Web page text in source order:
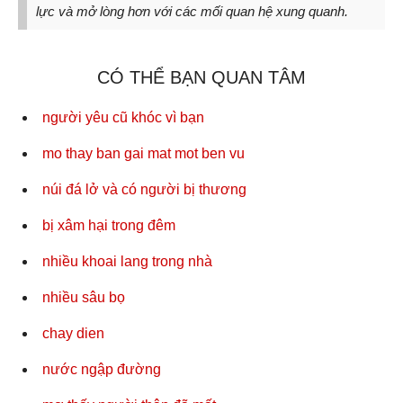
lực và mở lòng hơn với các mối quan hệ xung quanh.
CÓ THỂ BẠN QUAN TÂM
người yêu cũ khóc vì bạn
mo thay ban gai mat mot ben vu
núi đá lở và có người bị thương
bị xâm hại trong đêm
nhiều khoai lang trong nhà
nhiều sâu bọ
chay dien
nước ngập đường